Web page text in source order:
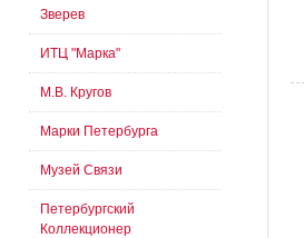
Зверев
ИТЦ "Марка"
М.В. Кругов
Марки Петербурга
Музей Связи
Петербургский
Коллекционер